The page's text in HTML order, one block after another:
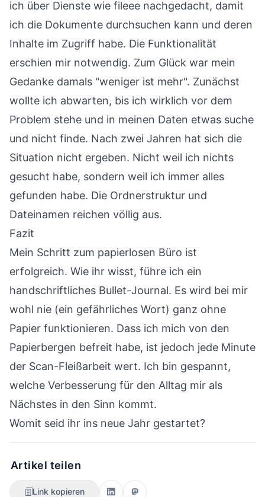
ich über Dienste wie fileee nachgedacht, damit
ich die Dokumente durchsuchen kann und deren
Inhalte im Zugriff habe. Die Funktionalität
erschien mir notwendig. Zum Glück war mein
Gedanke damals "weniger ist mehr". Zunächst
wollte ich abwarten, bis ich wirklich vor dem
Problem stehe und in meinen Daten etwas suche
und nicht finde. Nach zwei Jahren hat sich die
Situation nicht ergeben. Nicht weil ich nichts
gesucht habe, sondern weil ich immer alles
gefunden habe. Die Ordnerstruktur und
Dateinamen reichen völlig aus.
Fazit
Mein Schritt zum papierlosen Büro ist
erfolgreich. Wie ihr wisst, führe ich ein
handschriftliches Bullet-Journal. Es wird bei mir
wohl nie (ein gefährliches Wort) ganz ohne
Papier funktionieren. Dass ich mich von den
Papierbergen befreit habe, ist jedoch jede Minute
der Scan-Fleißarbeit wert. Ich bin gespannt,
welche Verbesserung für den Alltag mir als
Nächstes in den Sinn kommt.
Womit seid ihr ins neue Jahr gestartet?
Artikel teilen
Link kopieren